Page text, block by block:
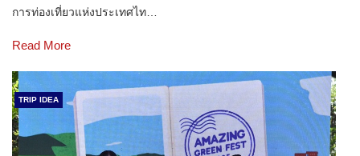
การท่องเที่ยวแห่งประเทศไท…
Read More
TRIP IDEA